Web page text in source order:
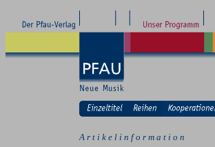
A r t i k e l i n f o r m a t i o n